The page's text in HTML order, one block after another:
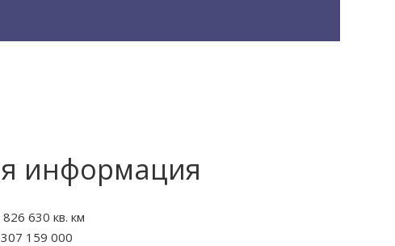
информация
630 кв. км
159 000